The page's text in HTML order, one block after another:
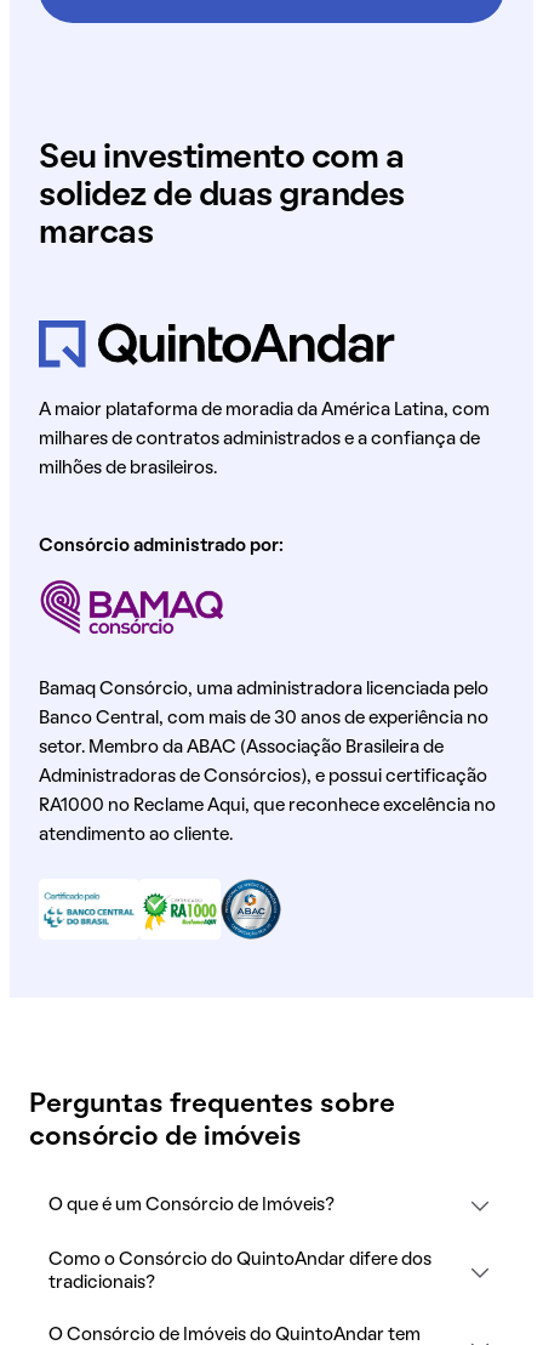
Seu investimento com a
solidez de duas grandes
marcas
A maior plataforma de moradia da América Latina, com
milhares de contratos administrados e a confiança de
milhões de brasileiros.
Consórcio administrado por:
Bamaq Consórcio, uma administradora licenciada pelo
Banco Central, com mais de 30 anos de experiência no
setor. Membro da ABAC (Associação Brasileira de
Administradoras de Consórcios), e possui certificação
RA1000 no Reclame Aqui, que reconhece excelência no
atendimento ao cliente.
Perguntas frequentes sobre
consórcio de imóveis
O que é um Consórcio de Imóveis?
Como o Consórcio do QuintoAndar difere dos
tradicionais?
O Consórcio de Imóveis do QuintoAndar tem